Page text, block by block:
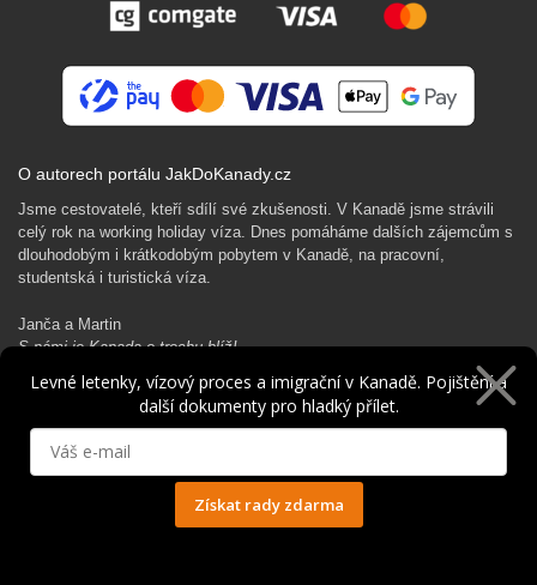
O autorech portálu JakDoKanady.cz
Jsme cestovatelé, kteří sdílí své zkušenosti. V Kanadě jsme strávili
celý rok na working holiday víza. Dnes pomáháme dalších zájemcům s
dlouhodobým i krátkodobým pobytem v Kanadě, na pracovní,
studentská i turistická víza.
Janča a Martin
S námi je Kanada o trochu blíž!
Rádi Ti pomůžeme s kanadským dobrodružstvím…
Levné letenky, vízový proces a imigrační v Kanadě. Pojištění a
další dokumenty pro hladký přílet.
Získat rady zdarma